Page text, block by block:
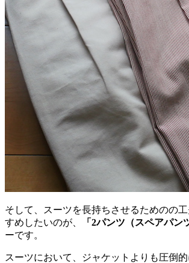
そして、スーツを長持ちさせるためのの
すめしたいのが、
「2パンツ（スペアパン
ーです。
スーツにおいて、ジャケットよりも圧倒